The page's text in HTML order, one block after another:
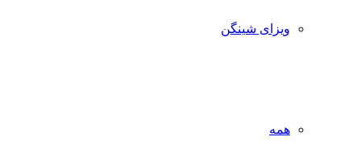
ویزای شینگن
همه